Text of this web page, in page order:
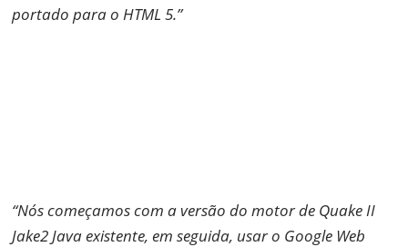
portado para o HTML 5.”
“Nós começamos com a versão do motor de Quake II
Jake2 Java existente, em seguida, usar o Google Web